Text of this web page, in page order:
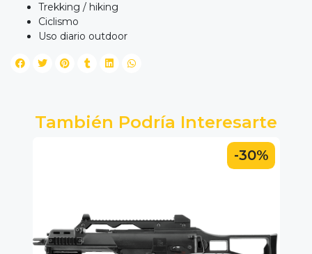
Trekking / hiking
Ciclismo
Uso diario outdoor
También Podría Interesarte
-30%